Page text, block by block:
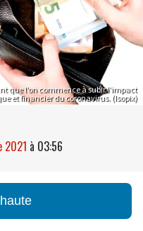
que l’on commence à subir l’impact
et financier du coronavirus. (Isopix)
2021 à 03:56